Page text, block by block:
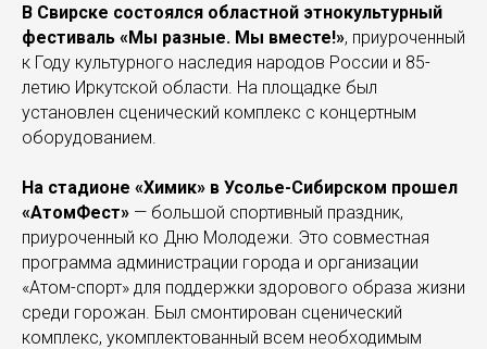
В Свирске состоялся областной этнокультурный
фестиваль «Мы разные. Мы вместе!», приуроченный
к Году культурного наследия народов России и 85-
летию Иркутской области. На площадке был
установлен сценический комплекс с концертным
оборудованием.
На стадионе «Химик» в Усолье-Сибирском прошел
«АтомФест» — большой спортивный праздник,
приуроченный ко Дню Молодежи. Это совместная
программа администрации города и организации
«Атом-спорт» для поддержки здорового образа жизни
среди горожан. Был смонтирован сценический
комплекс, укомплектованный всем необходимым